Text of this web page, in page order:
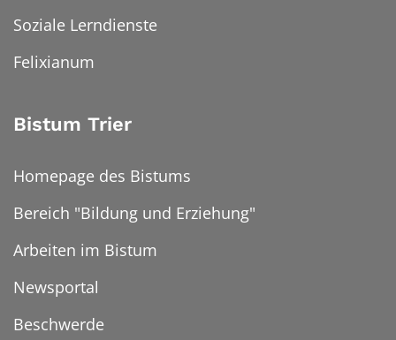
Soziale Lerndienste
Felixianum
Bistum Trier
Homepage des Bistums
Bereich "Bildung und Erziehung"
Arbeiten im Bistum
Newsportal
Beschwerde